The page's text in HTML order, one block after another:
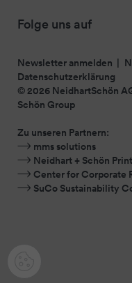
Folge uns auf
Newsletter anmelden
Datenschutzerklärung
© 2026 NeidhartSchön
Schön Group
Zu unseren Partnern:
mms solutions
Neidhart + Schön Print
Center for Corporate
SuCo Sustainability